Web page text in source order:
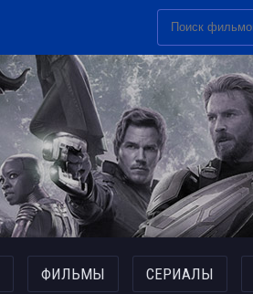
ФИЛЬМЫ СЕРИАЛЫ